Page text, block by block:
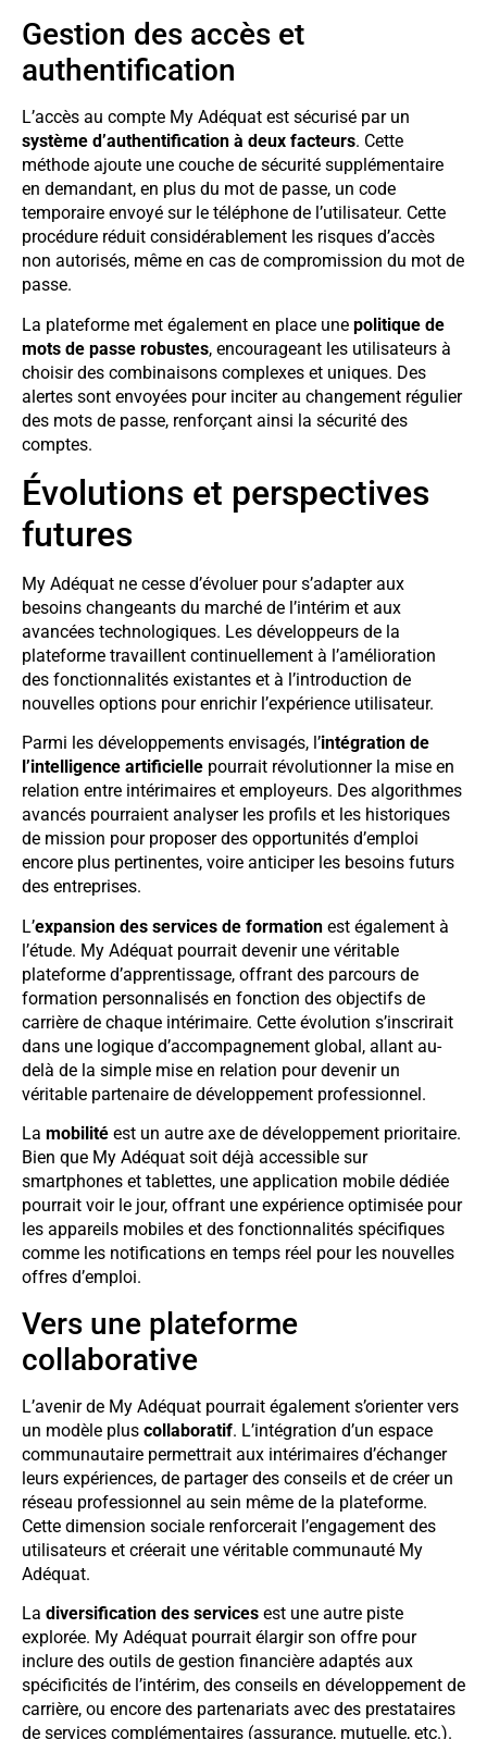
Gestion des accès et
authentification
L’accès au compte My Adéquat est sécurisé par un
système d’authentification à deux facteurs. Cette
méthode ajoute une couche de sécurité supplémentaire
en demandant, en plus du mot de passe, un code
temporaire envoyé sur le téléphone de l’utilisateur. Cette
procédure réduit considérablement les risques d’accès
non autorisés, même en cas de compromission du mot de
passe.
La plateforme met également en place une politique de
mots de passe robustes, encourageant les utilisateurs à
choisir des combinaisons complexes et uniques. Des
alertes sont envoyées pour inciter au changement régulier
des mots de passe, renforçant ainsi la sécurité des
comptes.
Évolutions et perspectives
futures
My Adéquat ne cesse d’évoluer pour s’adapter aux
besoins changeants du marché de l’intérim et aux
avancées technologiques. Les développeurs de la
plateforme travaillent continuellement à l’amélioration
des fonctionnalités existantes et à l’introduction de
nouvelles options pour enrichir l’expérience utilisateur.
Parmi les développements envisagés, l’intégration de
l’intelligence artificielle pourrait révolutionner la mise en
relation entre intérimaires et employeurs. Des algorithmes
avancés pourraient analyser les profils et les historiques
de mission pour proposer des opportunités d’emploi
encore plus pertinentes, voire anticiper les besoins futurs
des entreprises.
L’expansion des services de formation est également à
l’étude. My Adéquat pourrait devenir une véritable
plateforme d’apprentissage, offrant des parcours de
formation personnalisés en fonction des objectifs de
carrière de chaque intérimaire. Cette évolution s’inscrirait
dans une logique d’accompagnement global, allant au-
delà de la simple mise en relation pour devenir un
véritable partenaire de développement professionnel.
La mobilité est un autre axe de développement prioritaire.
Bien que My Adéquat soit déjà accessible sur
smartphones et tablettes, une application mobile dédiée
pourrait voir le jour, offrant une expérience optimisée pour
les appareils mobiles et des fonctionnalités spécifiques
comme les notifications en temps réel pour les nouvelles
offres d’emploi.
Vers une plateforme
collaborative
L’avenir de My Adéquat pourrait également s’orienter vers
un modèle plus collaboratif. L’intégration d’un espace
communautaire permettrait aux intérimaires d’échanger
leurs expériences, de partager des conseils et de créer un
réseau professionnel au sein même de la plateforme.
Cette dimension sociale renforcerait l’engagement des
utilisateurs et créerait une véritable communauté My
Adéquat.
La diversification des services est une autre piste
explorée. My Adéquat pourrait élargir son offre pour
inclure des outils de gestion financière adaptés aux
spécificités de l’intérim, des conseils en développement de
carrière, ou encore des partenariats avec des prestataires
de services complémentaires (assurance, mutuelle, etc.).